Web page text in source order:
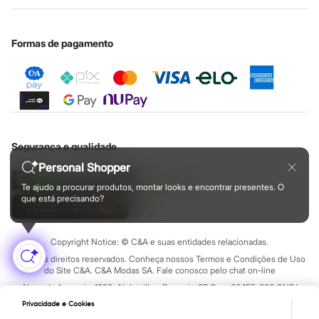
Rasteirinhas
Sandálias
Sapatilhas
Sapatos
Scarpin
Tamancos
Tênis
Chinelos
Sandálias
Sapatênis
Sapatos
Tênis
Menina
Babuche
Botas
Chinelos
Pantufas
Sandálias
Sapatilhas
Tênis
Menino
Personal Shopper
Te ajudo a procurar produtos, montar looks e encontrar presentes. O
que está precisando?
Sobre o cartão presente
Central de ética
Formas de pagamento
Segurança e qualidade
Copyright Notice: © C&A e suas entidades relacionadas.
Todos os direitos reservados. Conheça nossos Termos e Condições de Uso
do Site C&A. C&A Modas SA. Fale conosco pelo chat on-line
Alameda Araguaia, 1222, Alphaville - Barueri - SP Cep: 06455-000 CNPJ
Privacidade e Cookies